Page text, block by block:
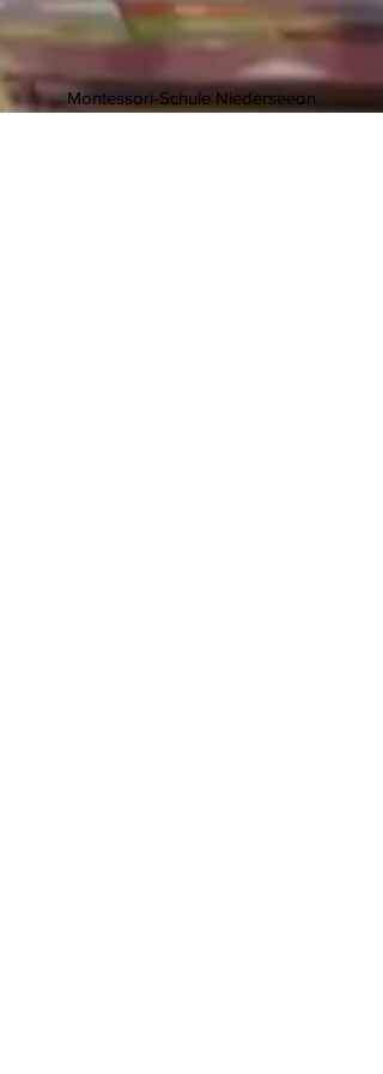
Montessori-Schule Niederseeon